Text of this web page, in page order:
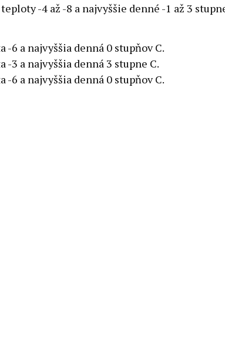
-4 až -8 a najvyššie denné -1 až 3
6 a najvyššia denná 0 stupňov C.
3 a najvyššia denná 3 stupne C.
6 a najvyššia denná 0 stupňov C.